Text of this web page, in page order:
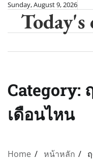
Skip
content
Sunday, August 9, 2026
Category:
เดือนไหน
Home หน้าหลัก